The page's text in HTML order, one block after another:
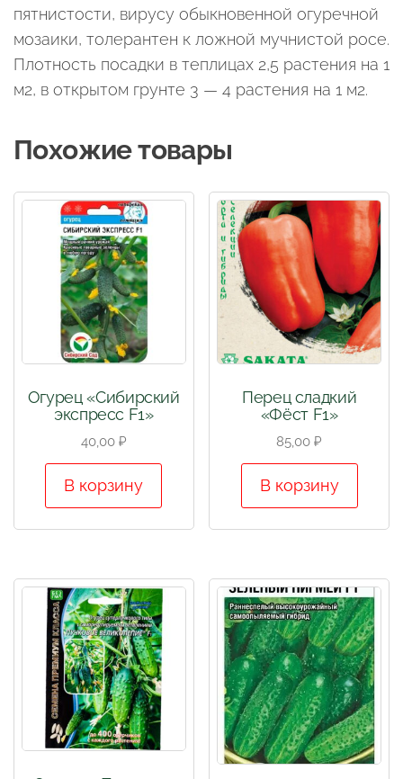
пятнистости, вирусу обыкновенной огуречной
мозаики, толерантен к ложной мучнистой росе.
Плотность посадки в теплицах 2,5 растения на 1
м2, в открытом грунте 3 — 4 растения на 1 м2.
Похожие товары
Огурец «Сибирский
экспресс F1»
40,00 ₽
В корзину
Перец сладкий
«Фёст F1»
85,00₽
В корзину